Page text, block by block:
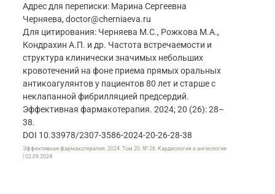
Адрес для переписки: Марина Сергеевна
Черняева, doctor@cherniaeva.ru
Для цитирования: Черняева М.С., Рожкова М.А.,
Кондрахин А.П. и др. Частота встречаемости и
структура клинически значимых небольших
кровотечений на фоне приема прямых оральных
антикоагулянтов у пациентов 80 лет и старше с
неклапанной фибрилляцией предсердий.
Эффективная фармакотерапия. 2024; 20 (26): 28–
38.
DOI 10.33978/2307-3586-2024-20-26-28-38
Эффективная фармакотерапия. 2024. Том 20. № 26. Кардиология и ангиология
| 02.09.2024